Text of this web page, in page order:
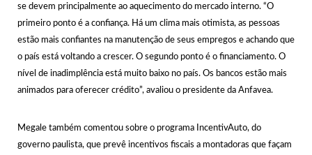
se devem principalmente ao aquecimento do mercado interno. “O
primeiro ponto é a confiança. Há um clima mais otimista, as pessoas
estão mais confiantes na manutenção de seus empregos e achando que
o país está voltando a crescer. O segundo ponto é o financiamento. O
nível de inadimplência está muito baixo no país. Os bancos estão mais
animados para oferecer crédito”, avaliou o presidente da Anfavea.
Megale também comentou sobre o programa IncentivAuto, do
governo paulista, que prevê incentivos fiscais a montadoras que façam